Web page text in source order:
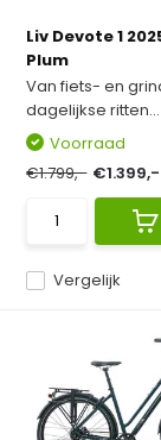
Liv Devote 1
Plum
Van fiets- en
dagelijkse ritten...
Vergelijk
Voorraad
€1.799,- €1.399,-